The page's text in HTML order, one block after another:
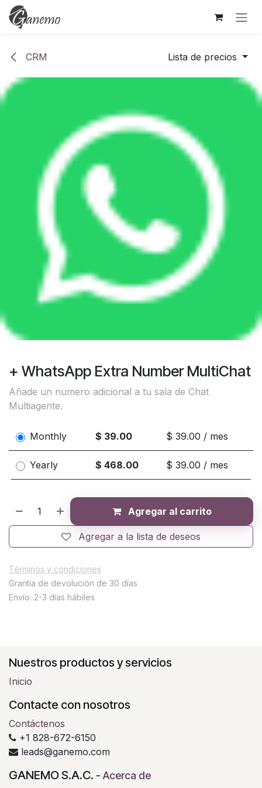
Ir al contenido
CRM Lista de precios
+ WhatsApp Extra Number MultiChat
Añade un numero adicional a tu sala de Chat
Multiagente.
Monthly $ 39.00 $ 39.00 / mes
Yearly $ 468.00 $ 39.00 / mes
Agregar al carrito
Agregar a la lista de deseos
Términos y condiciones
Grantía de devolución de 30 días
Envío: 2-3 días hábiles
Nuestros productos y servicios
Inicio
Contacte con nosotros
Contáctenos
+1 828-672-6150
leads@ganemo.com
GANEMO S.A.C. - Acerca de